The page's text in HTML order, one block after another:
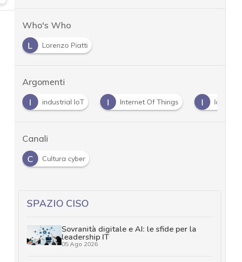
Who's Who
L
Lorenzo Piatti
Argomenti
industrial IoT Internet Of Things Iot
Canali
C
Cultura cyber
SPAZIO CISO
Sovranità digitale e AI: le sfide per la
leadership IT
05 Ago 2026